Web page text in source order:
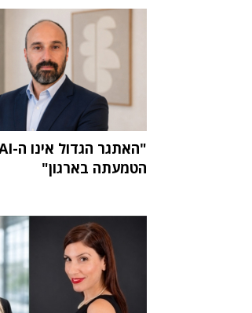
הטמעתה בארגון"